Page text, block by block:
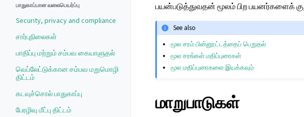
பாதுகாப்பான வலைபெயர்ப்பு
Security, privacy and compliance
சார்புநிலைகள்
பாதிப்பு மற்றும் சம்பவ கையாளுதல்
வெப்லேட்டுக்கான சம்பவ மறுமொழி
திட்டம்
கடவுச்சொல் பாதுகாப்பு
பேரழிவு மீட்பு திட்டம்
பயன்படுத்துவதன் மூலம் பிற பயனர்களைக்
See also
மூல சரம் பின்னூட்டத்தைப் பெறுதல்
மூல சரங்கள் மதிப்புரைகள்
மூல மதிப்புரைகளை இயக்கவும்
மாறுபாடுகள்